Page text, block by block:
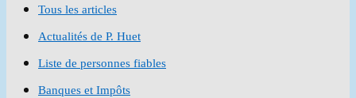
Tous les articles
Actualités de P. Huet
Liste de personnes fiables
Banques et Impôts